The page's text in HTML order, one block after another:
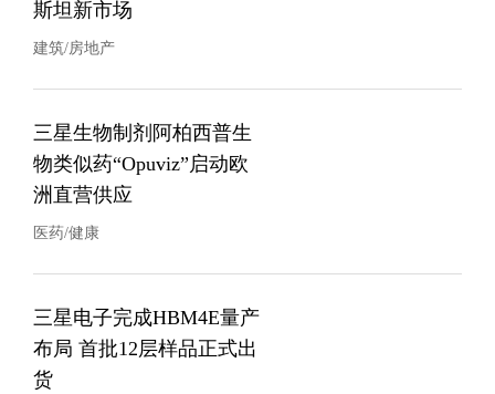
斯坦新市场
建筑/房地产
三星生物制剂阿柏西普生
物类似药“Opuviz”启动欧
洲直营供应
医药/健康
三星电子完成HBM4E量产
布局 首批12层样品正式出
货